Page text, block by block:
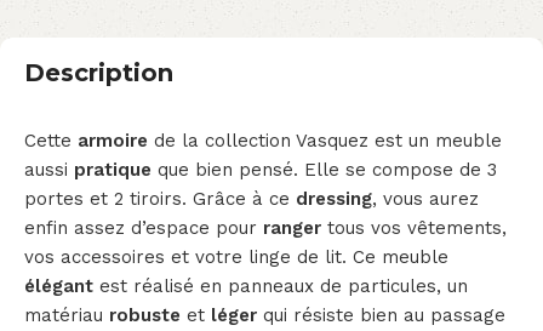
Description
Cette armoire de la collection Vasquez est un meuble
aussi pratique que bien pensé. Elle se compose de 3
portes et 2 tiroirs. Grâce à ce dressing, vous aurez
enfin assez d’espace pour ranger tous vos vêtements,
vos accessoires et votre linge de lit. Ce meuble
élégant est réalisé en panneaux de particules, un
matériau robuste et léger qui résiste bien au passage